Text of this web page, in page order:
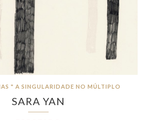
" A SINGULARIDADE NO MÚLTIPLO
SARA YAN